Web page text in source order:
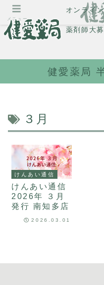
オンライ
薬剤師大募
健愛薬局
３月
けんあい通信
けんあい通信
2026年 ３月
発行 南知多店
2026.03.01
メニュー